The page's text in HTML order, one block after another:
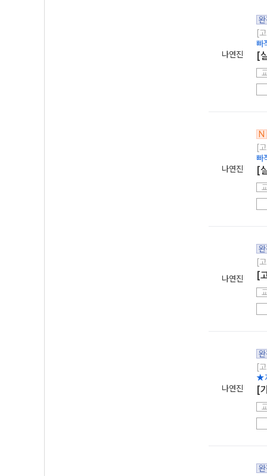
나연진
[
빠
[
나연진
N
[
빠
[
나연진
[
[
나연진
[
★
[